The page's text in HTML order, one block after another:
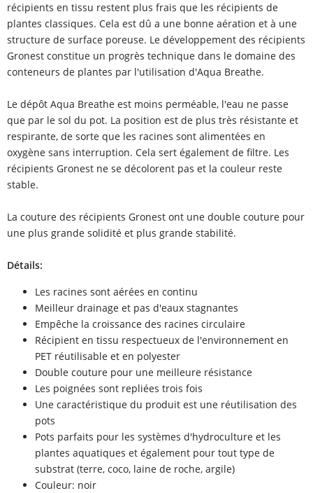
récipients en tissu restent plus frais que les récipients de
plantes classiques. Cela est dû a une bonne aération et à une
structure de surface poreuse. Le développement des récipients
Gronest constitue un progrès technique dans le domaine des
conteneurs de plantes par l'utilisation d'Aqua Breathe.
Le dépôt Aqua Breathe est moins perméable, l'eau ne passe
que par le sol du pot. La position est de plus très résistante et
respirante, de sorte que les racines sont alimentées en
oxygène sans interruption. Cela sert également de filtre. Les
récipients Gronest ne se décolorent pas et la couleur reste
stable.
La couture des récipients Gronest ont une double couture pour
une plus grande solidité et plus grande stabilité.
Détails:
Les racines sont aérées en continu
Meilleur drainage et pas d'eaux stagnantes
Empêche la croissance des racines circulaire
Récipient en tissu respectueux de l'environnement en
PET réutilisable et en polyester
Double couture pour une meilleure résistance
Les poignées sont repliées trois fois
Une caractéristique du produit est une réutilisation des
pots
Pots parfaits pour les systèmes d'hydroculture et les
plantes aquatiques et également pour tout type de
substrat (terre, coco, laine de roche, argile)
Couleur: noir